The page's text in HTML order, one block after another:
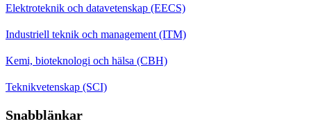
Elektroteknik och datavetenskap (EECS)
Industriell teknik och management (ITM)
Kemi, bioteknologi och hälsa (CBH)
Teknikvetenskap (SCI)
Snabblänkar